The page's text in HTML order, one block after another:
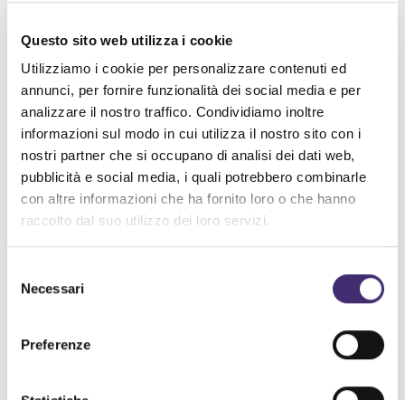
Questo sito web utilizza i cookie
Utilizziamo i cookie per personalizzare contenuti ed
annunci, per fornire funzionalità dei social media e per
analizzare il nostro traffico. Condividiamo inoltre
informazioni sul modo in cui utilizza il nostro sito con i
nostri partner che si occupano di analisi dei dati web,
pubblicità e social media, i quali potrebbero combinarle
con altre informazioni che ha fornito loro o che hanno
raccolto dal suo utilizzo dei loro servizi.
delNecessari
Preferenze
autonomamente i suoi codici informatici, infatti,
può arrivare a formulare ragionamenti
imprevedibili.
Per tale motivo, Hinton invita alla collaborazione
al fine dicontrollare i rischi dell’intelligenza
artificiale prima di ampliarne le applicazioni
Uno dei suoi principali timori riguarda la
con le AI è estremamente facile costruire
anche ad un occhio attento e abituato a
Come se non bastasse, a generare